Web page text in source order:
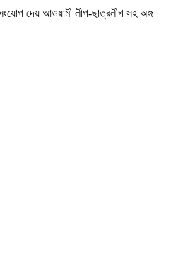
দেয় আওয়ামী লীগ-ছাত্রলীগ সহ অঙ্গ